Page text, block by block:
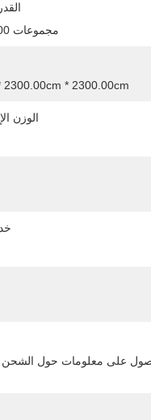
مجموعات 50000 في السنة
2300.00cm * 2300.00cm
الوزن